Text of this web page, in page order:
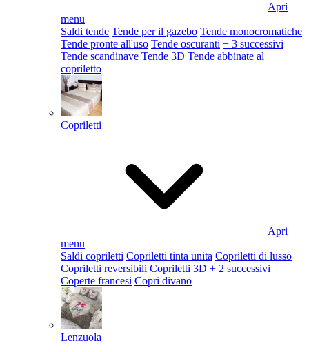
Apri
menu
Saldi tende Tende per il gazebo Tende monocromatiche
Tende pronte all'uso Tende oscuranti + 3 successivi
Tende scandinave Tende 3D Tende abbinate al
copriletto
Copriletti
Apri
menu
Saldi copriletti Copriletti tinta unita Copriletti di lusso
Copriletti reversibili Copriletti 3D + 2 successivi
Coperte francesi Copri divano
Lenzuola